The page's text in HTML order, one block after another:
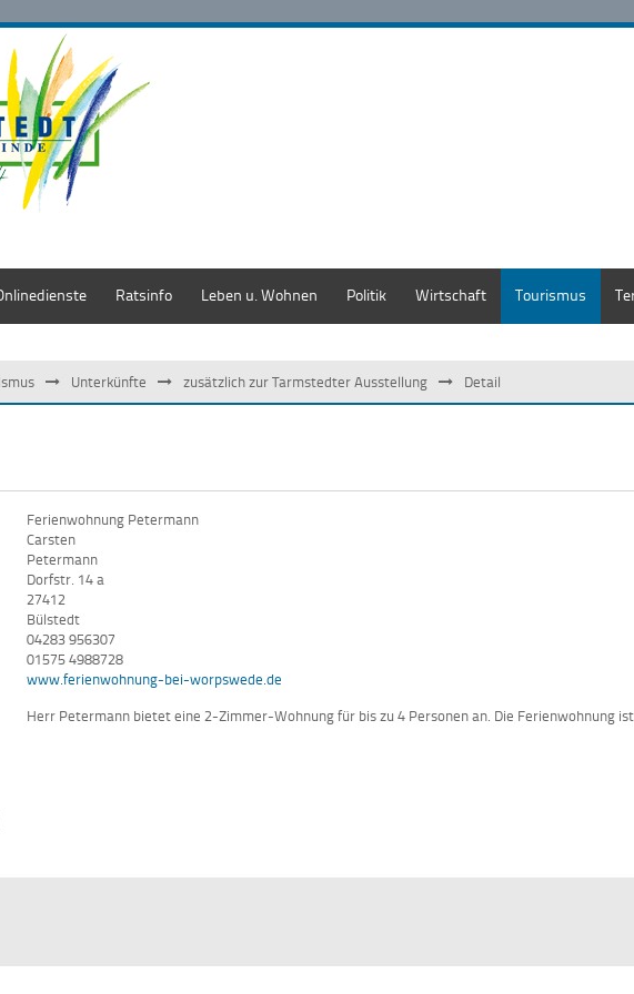
Ratsinfo Leben u. Wohnen Politik Wirtschaft Tourismus
Unterkünfte zusätzlich zur Tarmstedter Ausstellung Detail
Ferienwohnung Petermann
Carsten
Petermann
Dorfstr. 14 a
27412
Bülstedt
04283 956307
01575 4988728
www.ferienwohnung-bei-worpswede.de
Herr Petermann bietet eine 2-Zimmer-Wohnung für bis zu 4 Personen an. Die Ferienwohnung